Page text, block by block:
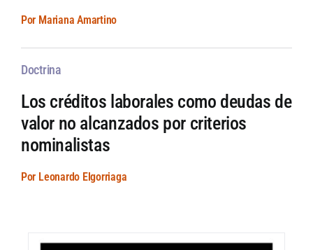
Por Mariana Amartino
Doctrina
Los créditos laborales como deudas de
valor no alcanzados por criterios
nominalistas
Por Leonardo Elgorriaga